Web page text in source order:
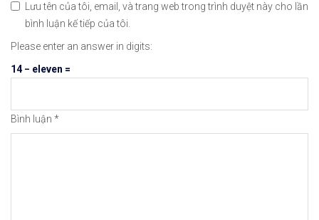
Lưu tên của tôi, email, và trang web trong trình duyệt này cho lần
bình luận kế tiếp của tôi.
Please enter an answer in digits:
14 − eleven =
Bình luận *